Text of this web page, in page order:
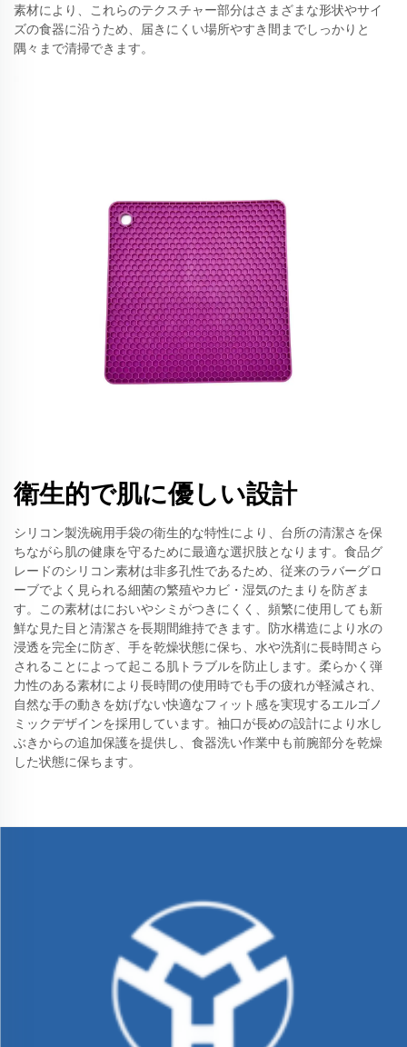
素材により、これらのテクスチャー部分はさまざまな形状やサイ
ズの食器に沿うため、届きにくい場所やすき間までしっかりと
隅々まで清掃できます。
衛生的で肌に優しい設計
シリコン製洗碗用手袋の衛生的な特性により、台所の清潔さを保
ちながら肌の健康を守るために最適な選択肢となります。食品グ
レードのシリコン素材は非多孔性であるため、従来のラバーグロ
ーブでよく見られる細菌の繁殖やカビ・湿気のたまりを防ぎま
す。この素材はにおいやシミがつきにくく、頻繁に使用しても新
鮮な見た目と清潔さを長期間維持できます。防水構造により水の
浸透を完全に防ぎ、手を乾燥状態に保ち、水や洗剤に長時間さら
されることによって起こる肌トラブルを防止します。柔らかく弾
力性のある素材により長時間の使用時でも手の疲れが軽減され、
自然な手の動きを妨げない快適なフィット感を実現するエルゴノ
ミックデザインを採用しています。袖口が長めの設計により水し
ぶきからの追加保護を提供し、食器洗い作業中も前腕部分を乾燥
した状態に保ちます。